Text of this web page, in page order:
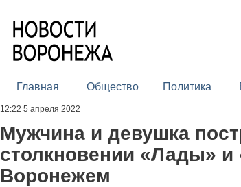
Главная Общество Политика
12:22 5 апреля 2022
Мужчина и девушка
столкновении «Лады»
Воронежем